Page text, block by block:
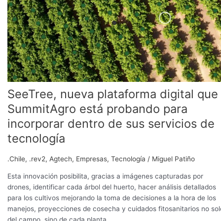
SeeTree, nueva plataforma digital que
SummitAgro está probando para
incorporar dentro de sus servicios de
tecnología
.Chile, .rev2, Agtech, Empresas, Tecnología / Miguel Patiño
Esta innovación posibilita, gracias a imágenes capturadas por
drones, identificar cada árbol del huerto, hacer análisis detallados
para los cultivos mejorando la toma de decisiones a la hora de los
manejos, proyecciones de cosecha y cuidados fitosanitarios no
del campo, sino de cada planta.
plataforma
digital
que
SummitAgro
está
probando
para
incorporar
dentro
de
sus
servicios
de